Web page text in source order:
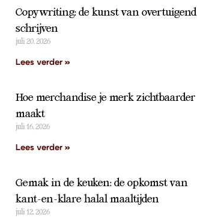
Copywriting: de kunst van overtuigend
schrijven
juli 20, 2026
Lees verder »
Hoe merchandise je merk zichtbaarder
maakt
juli 16, 2026
Lees verder »
Gemak in de keuken: de opkomst van
kant-en-klare halal maaltijden
juli 12, 2026